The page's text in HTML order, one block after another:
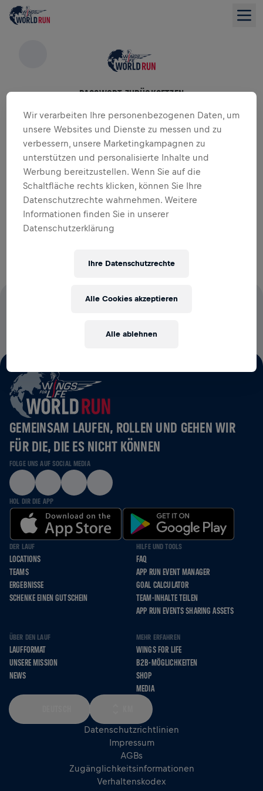
PASSWORT ZURÜCKSETZEN
Bitte gib die E-Mail-Adresse ein, mit der du dich
registriert hast
GEMEINSAM LAUFEN, ROLLEN UND GEHEN WIR
FÜR DIE, DIE ES NICHT KÖNNEN
FOLGE UNS AUF SOCIAL MEDIA
HOL DIR DIE APP
DER LAUF
LOCATIONS
TEAMS
ERGEBNISSE
SCHENKE EINEN GUTSCHEIN
HILFE UND TOOLS
FAQ
APP RUN EVENT MANAGER
GOAL CALCULATOR
TEAM-INHALTE TEILEN
APP RUN EVENTS SHARING ASSETS
ÜBER DEN LAUF
LAUFFORMAT
UNSERE MISSION
NEWS
MEHR ERFAHREN
WINGS FOR LIFE
B2B-MÖGLICHKEITEN
SHOP
MEDIA
Datenschutzrichtlinien
Impressum
AGBs
Zugänglichkeitsinformationen
Verhaltenskodex
Wir verarbeiten Ihre personenbezogenen Daten, um
unsere Websites und Dienste zu messen und zu
verbessern, unsere Marketingkampagnen zu
unterstützen und personalisierte Inhalte und
Werbung bereitzustellen. Wenn Sie auf die
Schaltfläche rechts klicken, können Sie Ihre
Datenschutzrechte wahrnehmen. Weitere
Informationen finden Sie in unserer
Datenschutzerklärung
Ihre Datenschutzrechte
Alle ablehnen
Alle Cookies akzeptieren